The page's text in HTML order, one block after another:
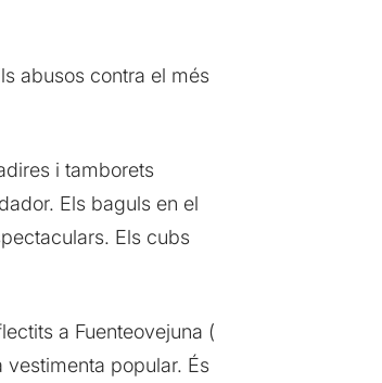
abusos contra el més
i tamborets
Els baguls en el
Els cubs
a Fuenteovejuna (
vestimenta popular. És